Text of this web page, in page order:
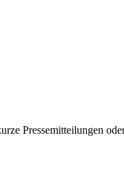
Pressemitteilungen